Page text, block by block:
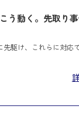
う動く。先取り
駆け、これらに対応